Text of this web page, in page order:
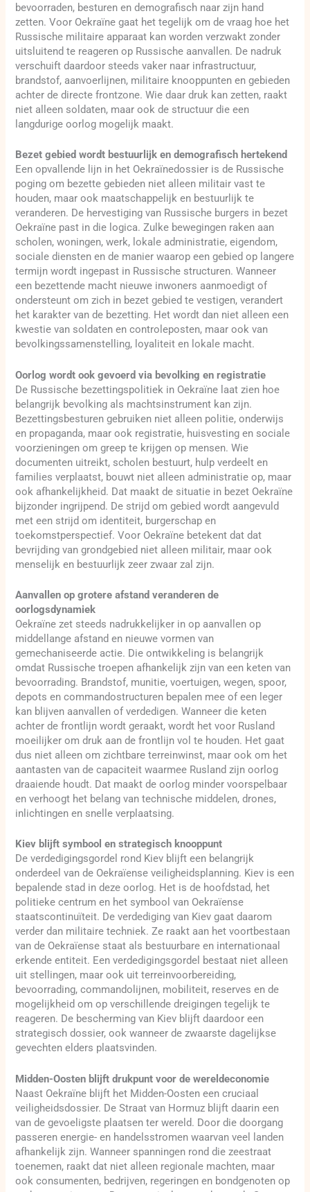
bevoorraden, besturen en demografisch naar zijn hand
zetten. Voor Oekraïne gaat het tegelijk om de vraag hoe het
Russische militaire apparaat kan worden verzwakt zonder
uitsluitend te reageren op Russische aanvallen. De nadruk
verschuift daardoor steeds vaker naar infrastructuur,
brandstof, aanvoerlijnen, militaire knooppunten en gebieden
achter de directe frontzone. Wie daar druk kan zetten, raakt
niet alleen soldaten, maar ook de structuur die een
langdurige oorlog mogelijk maakt.
Bezet gebied wordt bestuurlijk en demografisch hertekend
Een opvallende lijn in het Oekraïnedossier is de Russische
poging om bezette gebieden niet alleen militair vast te
houden, maar ook maatschappelijk en bestuurlijk te
veranderen. De hervestiging van Russische burgers in bezet
Oekraïne past in die logica. Zulke bewegingen raken aan
scholen, woningen, werk, lokale administratie, eigendom,
sociale diensten en de manier waarop een gebied op langere
termijn wordt ingepast in Russische structuren. Wanneer
een bezettende macht nieuwe inwoners aanmoedigt of
ondersteunt om zich in bezet gebied te vestigen, verandert
het karakter van de bezetting. Het wordt dan niet alleen een
kwestie van soldaten en controleposten, maar ook van
bevolkingssamenstelling, loyaliteit en lokale macht.
Oorlog wordt ook gevoerd via bevolking en registratie
De Russische bezettingspolitiek in Oekraïne laat zien hoe
belangrijk bevolking als machtsinstrument kan zijn.
Bezettingsbesturen gebruiken niet alleen politie, onderwijs
en propaganda, maar ook registratie, huisvesting en sociale
voorzieningen om greep te krijgen op mensen. Wie
documenten uitreikt, scholen bestuurt, hulp verdeelt en
families verplaatst, bouwt niet alleen administratie op, maar
ook afhankelijkheid. Dat maakt de situatie in bezet Oekraïne
bijzonder ingrijpend. De strijd om gebied wordt aangevuld
met een strijd om identiteit, burgerschap en
toekomstperspectief. Voor Oekraïne betekent dat dat
bevrijding van grondgebied niet alleen militair, maar ook
menselijk en bestuurlijk zeer zwaar zal zijn.
Aanvallen op grotere afstand veranderen de
oorlogsdynamiek
Oekraïne zet steeds nadrukkelijker in op aanvallen op
middellange afstand en nieuwe vormen van
gemechaniseerde actie. Die ontwikkeling is belangrijk
omdat Russische troepen afhankelijk zijn van een keten van
bevoorrading. Brandstof, munitie, voertuigen, wegen, spoor,
depots en commandostructuren bepalen mee of een leger
kan blijven aanvallen of verdedigen. Wanneer die keten
achter de frontlijn wordt geraakt, wordt het voor Rusland
moeilijker om druk aan de frontlijn vol te houden. Het gaat
dus niet alleen om zichtbare terreinwinst, maar ook om het
aantasten van de capaciteit waarmee Rusland zijn oorlog
draaiende houdt. Dat maakt de oorlog minder voorspelbaar
en verhoogt het belang van technische middelen, drones,
inlichtingen en snelle verplaatsing.
Kiev blijft symbool en strategisch knooppunt
De verdedigingsgordel rond Kiev blijft een belangrijk
onderdeel van de Oekraïense veiligheidsplanning. Kiev is een
bepalende stad in deze oorlog. Het is de hoofdstad, het
politieke centrum en het symbool van Oekraïense
staatscontinuïteit. De verdediging van Kiev gaat daarom
verder dan militaire techniek. Ze raakt aan het voortbestaan
van de Oekraïense staat als bestuurbare en internationaal
erkende entiteit. Een verdedigingsgordel bestaat niet alleen
uit stellingen, maar ook uit terreinvoorbereiding,
bevoorrading, commandolijnen, mobiliteit, reserves en de
mogelijkheid om op verschillende dreigingen tegelijk te
reageren. De bescherming van Kiev blijft daardoor een
strategisch dossier, ook wanneer de zwaarste dagelijkse
gevechten elders plaatsvinden.
Midden-Oosten blijft drukpunt voor de wereldeconomie
Naast Oekraïne blijft het Midden-Oosten een cruciaal
veiligheidsdossier. De Straat van Hormuz blijft daarin een
van de gevoeligste plaatsen ter wereld. Door die doorgang
passeren energie- en handelsstromen waarvan veel landen
afhankelijk zijn. Wanneer spanningen rond die zeestraat
toenemen, raakt dat niet alleen regionale machten, maar
ook consumenten, bedrijven, regeringen en bondgenoten op